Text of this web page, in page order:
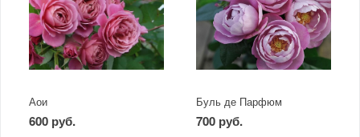
Аои
600 руб.
Буль де Парфюм
700 руб.